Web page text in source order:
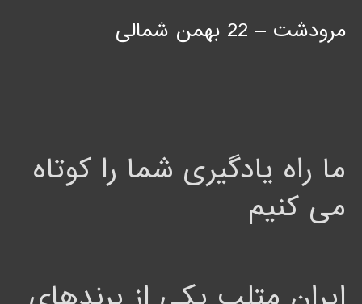
مرودشت – 22 بهمن شمالی
ما راه یادگیری شما را کوتاه
می کنیم